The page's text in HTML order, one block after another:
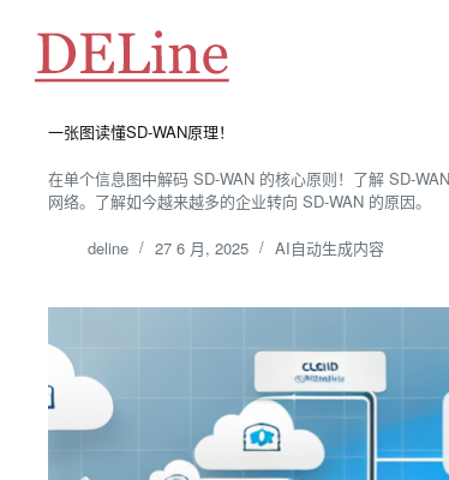
一张图读懂SD-WAN原理！
在单个信息图中解码 SD-WAN 的核心原则！了解 SD-
网络。了解如今越来越多的企业转向 SD-WAN 的原因。
deline 27 6 月, 2025 AI自动生成内容